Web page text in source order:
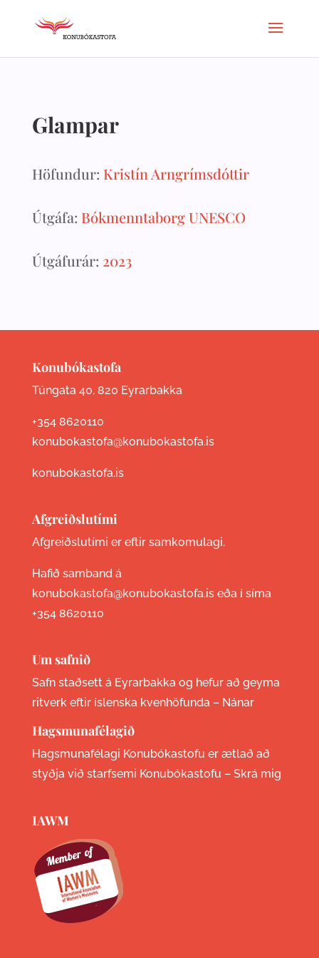
Glampar
Höfundur: Kristín Arngrímsdóttir
Útgáfa: Bókmenntaborg UNESCO
Útgáfurár: 2023
Konubókastofa
Túngata 40, 820 Eyrarbakka
+354 8620110
konubokastofa@konubokastofa.is
konubokastofa.is
Afgreiðslutími
Afgreiðslutími er eftir samkomulagi.
Hafið samband á
konubokastofa@konubokastofa.is eða í síma
+354 8620110
Um safnið
Safn staðsett á Eyrarbakka og hefur að geyma
ritverk eftir íslenska kvenhöfunda – Nánar
Hagsmunafélagið
Hagsmunafélagi Konubókastofu er ætlað að
styðja við starfsemi Konubókastofu – Skrá mig
IAWM